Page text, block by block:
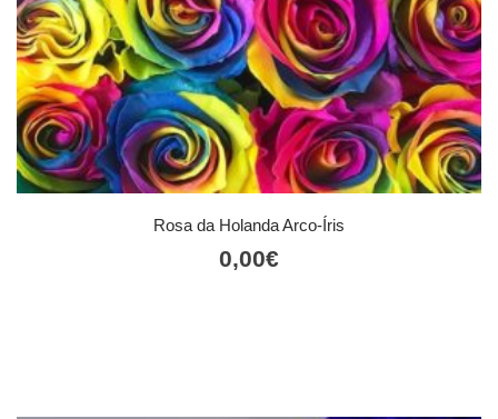
Rosa da Holanda Arco-Íris
0,00€